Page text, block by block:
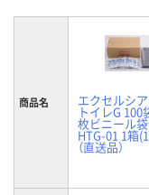
商品名 エクセルシ
トイレG 100
枚ビニール
HTG-01 1箱
（直送品）